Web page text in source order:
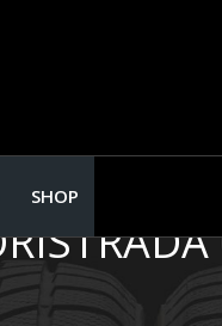
SHOP/ ​​16,